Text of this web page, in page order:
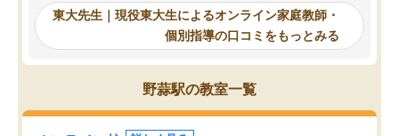
れるので、親としても安心です。毎日
使える自習室とかもあり、わからない
ところがあれば先生が回答してくれる
のも重宝しています。
自習室が毎日使えていつ
るのが心強かったよう
謝です。
東大先生｜現役東大生によるオンライン家庭教師・
個別指導の口コミをもっとみる
野蒜駅の教室一覧